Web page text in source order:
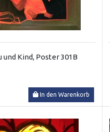
und Kind, Poster 301B
In den Warenkorb